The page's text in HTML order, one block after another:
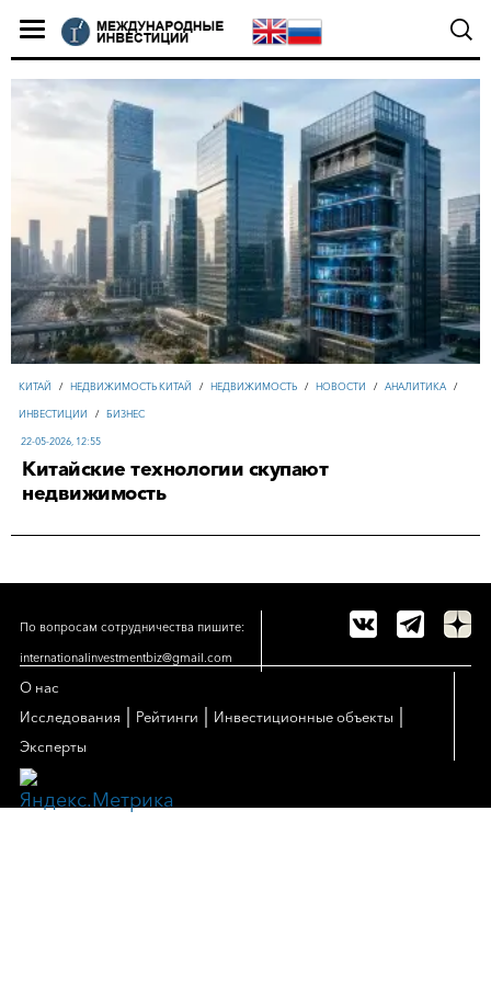
КИТАЙ / НЕДВИЖИМОСТЬ КИТАЙ / НЕДВИЖИМОСТЬ / НОВОСТИ / АНАЛИТИКА /
ИНВЕСТИЦИИ / БИЗНЕС
22-05-2026, 12:55
Китайские технологии скупают
недвижимость
По вопросам сотрудничества пишите:
internationalinvestmentbiz@gmail.com
О нас
Исследования
Рейтинги Инвестиционные объекты
Эксперты